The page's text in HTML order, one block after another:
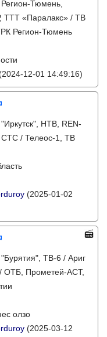
Тюмень,
ТТТ «Паралакс» / ТВ
Регион-Тюмень
(2024-12-01 14:49:16)
НТВ, REN-
/ Телеос-1, ТВ
(2025-01-02
ТВ-6 / Ариг
ОТБ, Прометей-АСТ,
олзо
(2025-03-12